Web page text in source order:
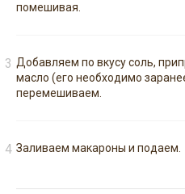
помешивая.
Добавляем по вкусу соль,
масло (его необходимо
перемешиваем.
Заливаем макароны и подаем.